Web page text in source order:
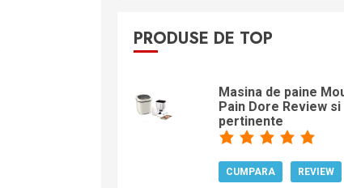
PRODUSE DE TOP
Masina de paine
Pain Dore Review
pertinente
CUMPARA REVIEW